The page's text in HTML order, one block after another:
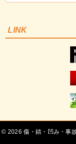
LINK
©
傷・錆・凹み・事